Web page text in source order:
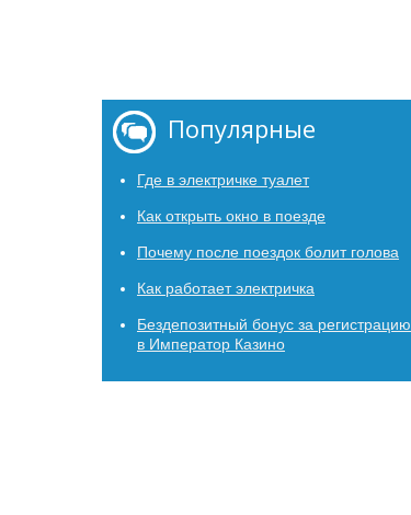
Популярные
Где в электричке туалет
Как открыть окно в поезде
Почему после поездок болит голова
Как работает электричка
Бездепозитный бонус за регистрацию
в Император Казино